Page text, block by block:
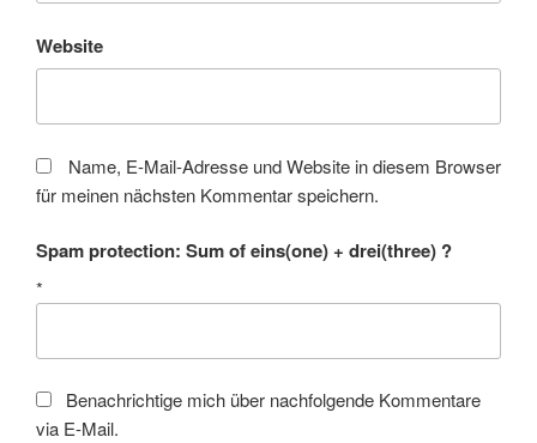
Website
Name, E-Mail-Adresse und Website in diesem Browser
für meinen nächsten Kommentar speichern.
Spam protection: Sum of eins(one) + drei(three) ?
*
Benachrichtige mich über nachfolgende Kommentare
via E-Mail.